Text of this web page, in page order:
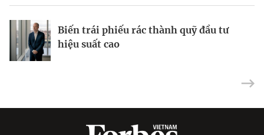
Biến trái phiếu rác thành quỹ đầu tư
hiệu suất cao
Từ nỗi lo về mụn đến doanh thu 10 triệu
USD
Tại sao cổ phiếu vốn hóa nhỏ đã sẵn